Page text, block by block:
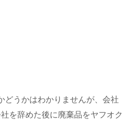
どうかはわかりませんが、会社
を辞めた後に廃棄品をヤフオク